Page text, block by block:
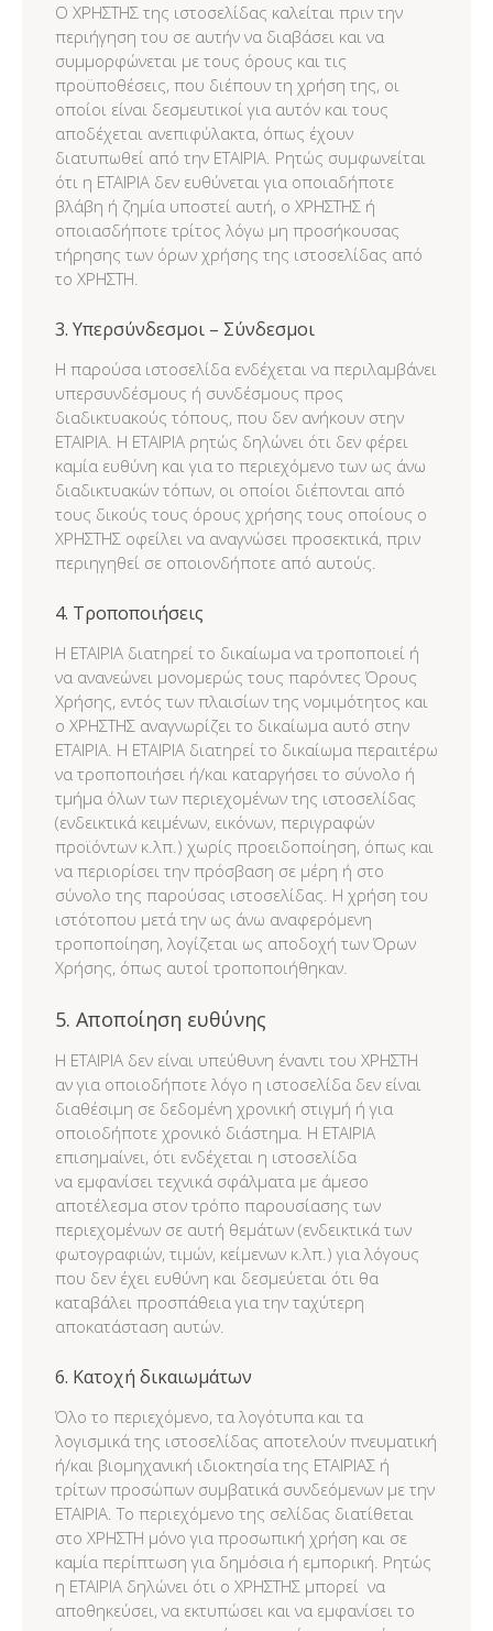
Ο ΧΡΗΣΤΗΣ της ιστοσελίδας καλείται πριν την
περιήγηση του σε αυτήν να διαβάσει και να
συμμορφώνεται με τους όρους και τις
προϋποθέσεις, που διέπουν τη χρήση της, οι
οποίοι είναι δεσμευτικοί για αυτόν και τους
αποδέχεται ανεπιφύλακτα, όπως έχουν
διατυπωθεί από την ΕΤΑΙΡΙΑ. Ρητώς συμφωνείται
ότι η ΕΤΑΙΡΙΑ δεν ευθύνεται για οποιαδήποτε
βλάβη ή ζημία υποστεί αυτή, ο ΧΡΗΣΤΗΣ ή
οποιασδήποτε τρίτος λόγω μη προσήκουσας
τήρησης των όρων χρήσης της ιστοσελίδας από
το ΧΡΗΣΤΗ.
3. Υπερσύνδεσμοι – Σύνδεσμοι
Η παρούσα ιστοσελίδα ενδέχεται να περιλαμβάνει
υπερσυνδέσμους ή συνδέσμους προς
διαδικτυακούς τόπους, που δεν ανήκουν στην
ΕΤΑΙΡΙΑ. Η ΕΤΑΙΡΙΑ ρητώς δηλώνει ότι δεν φέρει
καμία ευθύνη και για το περιεχόμενο των ως άνω
διαδικτυακών τόπων, οι οποίοι διέπονται από
τους δικούς τους όρους χρήσης τους οποίους ο
ΧΡΗΣΤΗΣ οφείλει να αναγνώσει προσεκτικά, πριν
περιηγηθεί σε οποιονδήποτε από αυτούς.
4. Τροποποιήσεις
Η ΕΤΑΙΡΙΑ διατηρεί το δικαίωμα να τροποποιεί ή
να ανανεώνει μονομερώς τους παρόντες Όρους
Χρήσης, εντός των πλαισίων της νομιμότητος και
ο ΧΡΗΣΤΗΣ αναγνωρίζει το δικαίωμα αυτό στην
ΕΤΑΙΡΙΑ. Η ΕΤΑΙΡΙΑ διατηρεί το δικαίωμα περαιτέρω
να τροποποιήσει ή/και καταργήσει το σύνολο ή
τμήμα όλων των περιεχομένων της ιστοσελίδας
(ενδεικτικά κειμένων, εικόνων, περιγραφών
προϊόντων κ.λπ.) χωρίς προειδοποίηση, όπως και
να περιορίσει την πρόσβαση σε μέρη ή στο
σύνολο της παρούσας ιστοσελίδας. Η χρήση του
ιστότοπου μετά την ως άνω αναφερόμενη
τροποποίηση, λογίζεται ως αποδοχή των Όρων
Χρήσης, όπως αυτοί τροποποιήθηκαν.
5. Αποποίηση ευθύνης
Η ΕΤΑΙΡΙΑ δεν είναι υπεύθυνη έναντι του ΧΡΗΣΤΗ
αν για οποιοδήποτε λόγο η ιστοσελίδα δεν είναι
διαθέσιμη σε δεδομένη χρονική στιγμή ή για
οποιοδήποτε χρονικό διάστημα. Η ΕΤΑΙΡΙΑ
επισημαίνει, ότι ενδέχεται η ιστοσελίδα
να εμφανίσει τεχνικά σφάλματα με άμεσο
αποτέλεσμα στον τρόπο παρουσίασης των
περιεχομένων σε αυτή θεμάτων (ενδεικτικά των
φωτογραφιών, τιμών, κείμενων κ.λπ.) για λόγους
που δεν έχει ευθύνη και δεσμεύεται ότι θα
καταβάλει προσπάθεια για την ταχύτερη
αποκατάσταση αυτών.
6. Κατοχή δικαιωμάτων
Όλο το περιεχόμενο, τα λογότυπα και τα
λογισμικά της ιστοσελίδας αποτελούν πνευματική
ή/και βιομηχανική ιδιοκτησία της ΕΤΑΙΡΙΑΣ ή
τρίτων προσώπων συμβατικά συνδεόμενων με την
ΕΤΑΙΡΙΑ. Το περιεχόμενο της σελίδας διατίθεται
στο ΧΡΗΣΤΗ μόνο για προσωπική χρήση και σε
καμία περίπτωση για δημόσια ή εμπορική. Ρητώς
η ΕΤΑΙΡΙΑ δηλώνει ότι ο ΧΡΗΣΤΗΣ μπορεί να
αποθηκεύσει, να εκτυπώσει και να εμφανίσει το